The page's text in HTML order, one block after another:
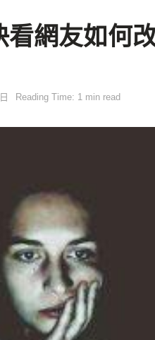
看網友如何
Reading Time: 1 min read